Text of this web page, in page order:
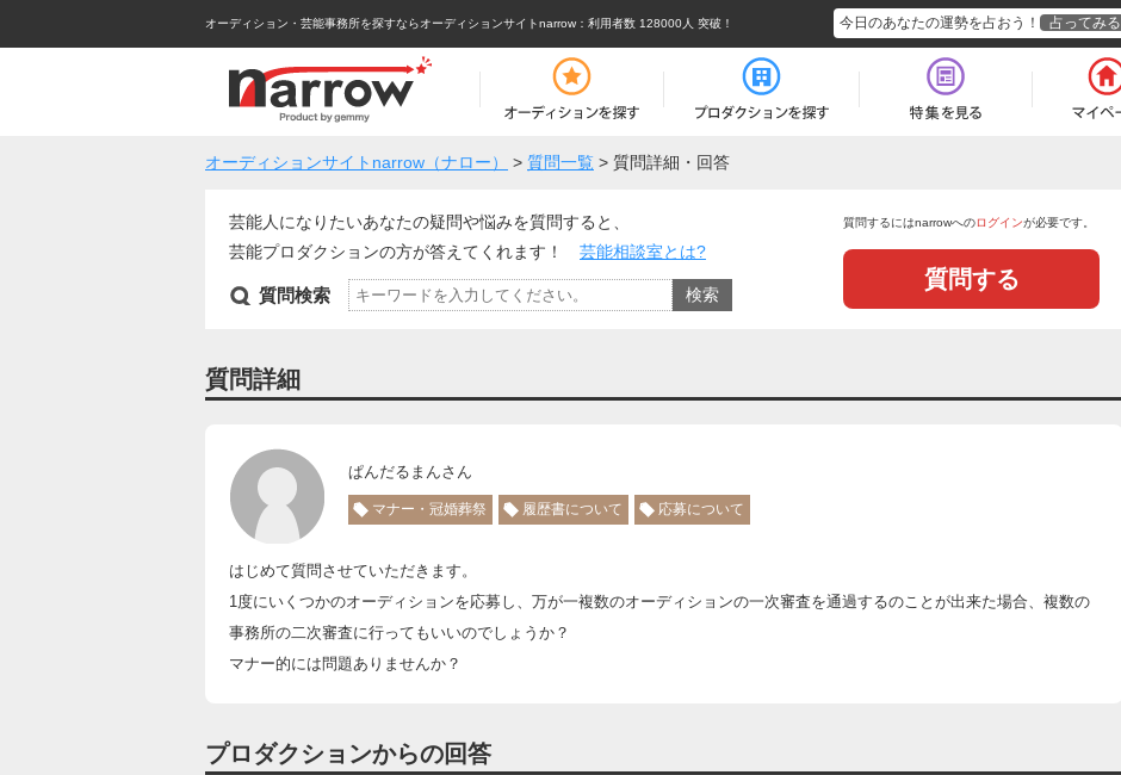
オーディション・芸能事務所を探すならオーディションサイトnarrow ：利用者数 128000人 突破！ 今日のあなたの運勢を占おう！ 占ってみる
オーディションサイトnarrow（ナロー） > 質問一覧 > 質問詳細・回答
芸能人になりたいあなたの疑問や悩みを質問すると、
芸能プロダクションの方が答えてくれます！ 芸能相談室とは?
質問検索
質問するにはnarrowへのログインが必要です。
質問する
質問詳細
ぱんだるまんさん
マナー・冠婚葬祭 履歴書について 応募について
はじめて質問させていただきます。
1度にいくつかのオーディションを応募し、万が一複数のオーディションの一次審査を通過するのことが出来た場合、複数の
事務所の二次審査に行ってもいいのでしょうか？
マナー的には問題ありませんか？
プロダクションからの回答